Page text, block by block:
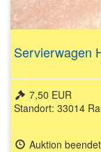
Servierwagen
7,50 EUR
Standort: 33014
Auktion beendet